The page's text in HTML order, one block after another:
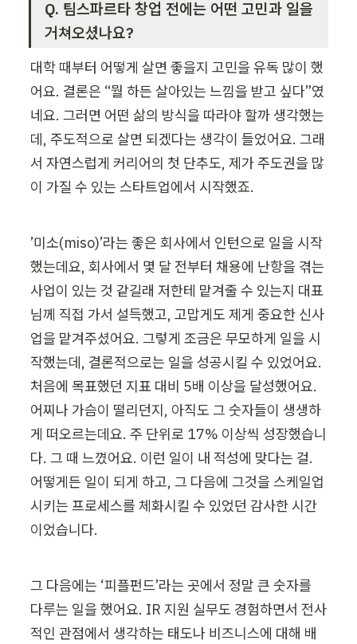
Q. 팀스파르타 창업 전에는 어떤 고민과 일을
거쳐오셨나요?
대학 때부터 어떻게 살면 좋을지 고민을 유독 많이 했
어요. 결론은 “뭘 하든 살아있는 느낌을 받고 싶다”였
네요. 그러면 어떤 삶의 방식을 따라야 할까 생각했는
데, 주도적으로 살면 되겠다는 생각이 들었어요. 그래
서 자연스럽게 커리어의 첫 단추도, 제가 주도권을 많
이 가질 수 있는 스타트업에서 시작했죠.
’미소(miso)’라는 좋은 회사에서 인턴으로 일을 시작
했는데요, 회사에서 몇 달 전부터 채용에 난항을 겪는
사업이 있는 것 같길래 저한테 맡겨줄 수 있는지 대표
님께 직접 가서 설득했고, 고맙게도 제게 중요한 신사
업을 맡겨주셨어요. 그렇게 조금은 무모하게 일을 시
작했는데, 결론적으로는 일을 성공시킬 수 있었어요.
처음에 목표했던 지표 대비 5배 이상을 달성했어요.
어찌나 가슴이 떨리던지, 아직도 그 숫자들이 생생하
게 떠오르는데요. 주 단위로 17% 이상씩 성장했습니
다. 그 때 느꼈어요. 이런 일이 내 적성에 맞다는 걸.
어떻게든 일이 되게 하고, 그 다음에 그것을 스케일업
시키는 프로세스를 체화시킬 수 있었던 감사한 시간
이었습니다.
그 다음에는 ‘피플펀드’라는 곳에서 정말 큰 숫자를
다루는 일을 했어요. IR 지원 실무도 경험하면서 전사
적인 관점에서 생각하는 태도나 비즈니스에 대해 배